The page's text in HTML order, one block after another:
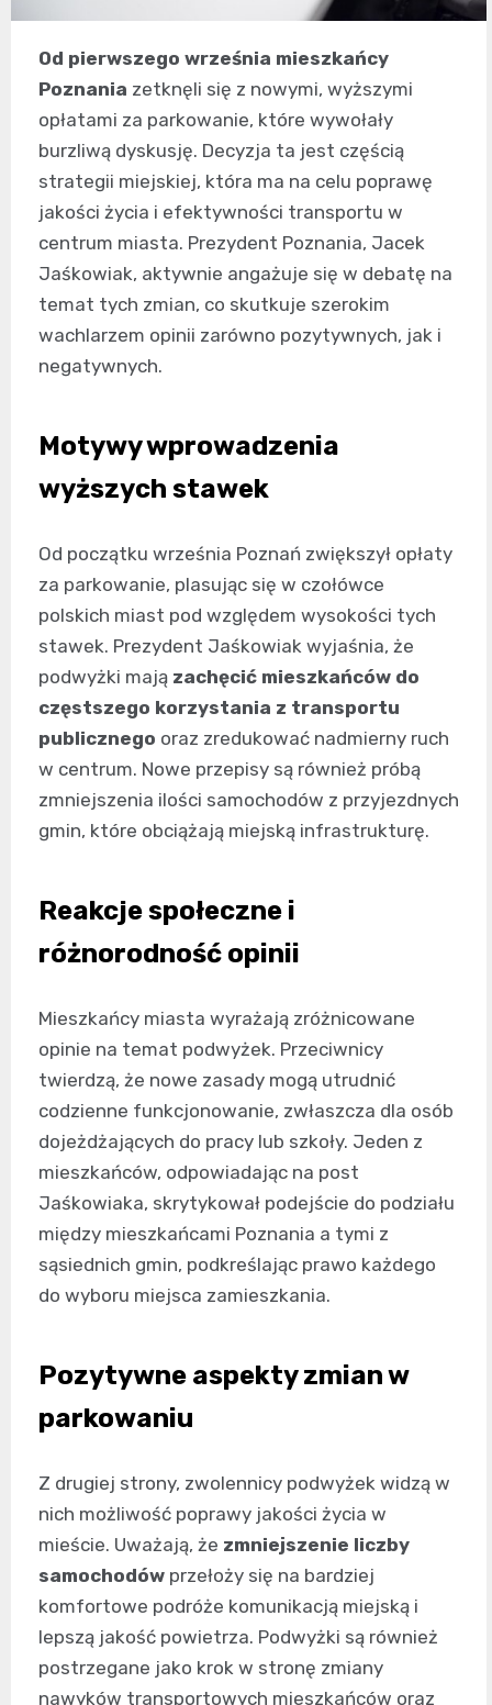
Od pierwszego września mieszkańcy
Poznania zetknęli się z nowymi, wyższymi
opłatami za parkowanie, które wywołały
burzliwą dyskusję. Decyzja ta jest częścią
strategii miejskiej, która ma na celu poprawę
jakości życia i efektywności transportu w
centrum miasta. Prezydent Poznania, Jacek
Jaśkowiak, aktywnie angażuje się w debatę na
temat tych zmian, co skutkuje szerokim
wachlarzem opinii zarówno pozytywnych, jak i
negatywnych.
Motywy wprowadzenia
wyższych stawek
Od początku września Poznań zwiększył opłaty
za parkowanie, plasując się w czołówce
polskich miast pod względem wysokości tych
stawek. Prezydent Jaśkowiak wyjaśnia, że
podwyżki mają zachęcić mieszkańców do
częstszego korzystania z transportu
publicznego oraz zredukować nadmierny ruch
w centrum. Nowe przepisy są również próbą
zmniejszenia ilości samochodów z przyjezdnych
gmin, które obciążają miejską infrastrukturę.
Reakcje społeczne i
różnorodność opinii
Mieszkańcy miasta wyrażają zróżnicowane
opinie na temat podwyżek. Przeciwnicy
twierdzą, że nowe zasady mogą utrudnić
codzienne funkcjonowanie, zwłaszcza dla osób
dojeżdżających do pracy lub szkoły. Jeden z
mieszkańców, odpowiadając na post
Jaśkowiaka, skrytykował podejście do podziału
między mieszkańcami Poznania a tymi z
sąsiednich gmin, podkreślając prawo każdego
do wyboru miejsca zamieszkania.
Pozytywne aspekty zmian w
parkowaniu
Z drugiej strony, zwolennicy podwyżek widzą w
nich możliwość poprawy jakości życia w
mieście. Uważają, że zmniejszenie liczby
samochodów przełoży się na bardziej
komfortowe podróże komunikacją miejską i
lepszą jakość powietrza. Podwyżki są również
postrzegane jako krok w stronę zmiany
nawyków transportowych mieszkańców oraz